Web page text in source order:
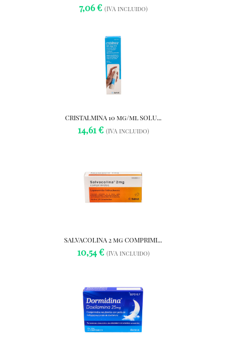
7,06 € (IVA incluido)
CRISTALMINA 10 mg/ml SOLU...
14,61 € (IVA incluido)
SALVACOLINA 2 mg COMPRIMI...
10,54 € (IVA incluido)